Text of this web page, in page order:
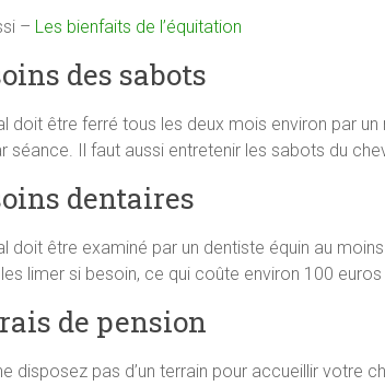
– Les bienfaits de l’équitation
des sabots
doit être ferré tous les deux mois environ par
séance. Il faut aussi entretenir les sabots du
dentaires
doit être examiné par un dentiste équin au
limer si besoin, ce qui coûte environ 100
de pension
disposez pas d’un terrain pour accueillir votre